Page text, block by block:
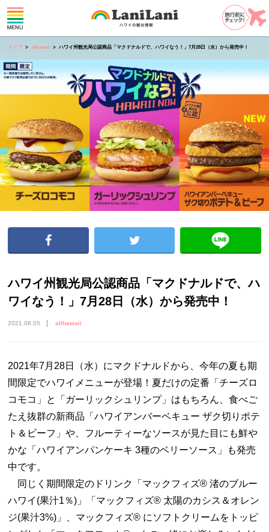
トップ allhawaii ハワイ州観光局公認商品「マクドナルドで、ハワイなう！」7月28日（水）から発売中！
ハワイ州観光局公認商品「マクドナルドで、ハ
ワイなう！」7月28日（水）から発売中！
2021.08.05 allhawaii
2021年7月28日（水）にマクドナルドから、今年の夏も期
間限定でハワイメニューが登場！夏だけの定番「チーズロ
コモコ」と「ガーリックシュリンプ」はもちろん、食べご
たえ抜群の新商品「ハワイアンバーベキュー ザク切りポテ
ト＆ビーフ」や、フルーティーなソースが見た目にも鮮や
かな「ハワイアンパンケーキ 3種のベリーソース」も発売
中です。
同じく期間限定のドリンク「マックフィズ® 渚のブルー
ハワイ(果汁1％)」「マックフィズ® 太陽のカシス＆オレン
ジ(果汁3%)」、マックフィズ® にソフトクリームをトッピ